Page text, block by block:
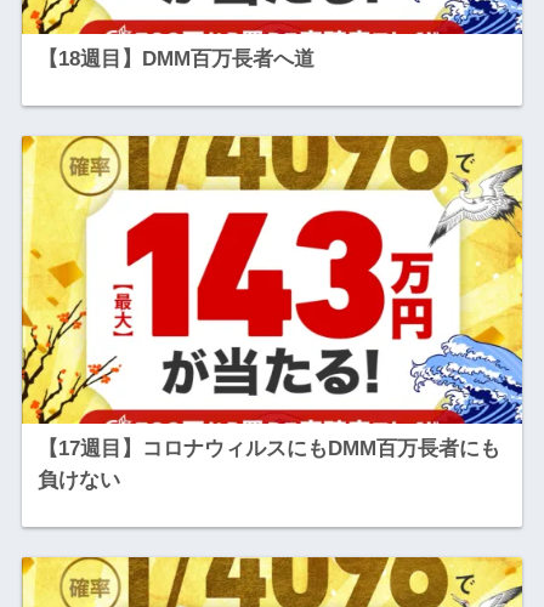
【18週目】DMM百万長者へ道
【17週目】コロナウィルスにもDMM百万長者にも
負けない